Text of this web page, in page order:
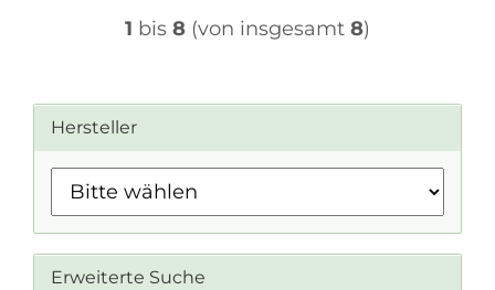
1 bis 8 (von insgesamt 8)
Hersteller
Erweiterte Suche